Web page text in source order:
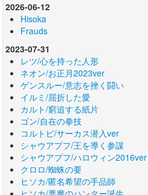
2026-06-12
Hisoka
Frauds
2023-07-31
レツ/心を持った人形
ネオン/お正月2023ver
ゲンスルー/意志を挫く闘い
イルミ/屈折した愛
カルト/窮追する紙片
ゴン/自在の拳技
コルトピ/サーカス潜入ver
シャウアプフ/王を導く参謀
シャウアプフ/ハロウィン2016ver
クロロ/蜘蛛の要
ヒソカ/匿名希望の手品師